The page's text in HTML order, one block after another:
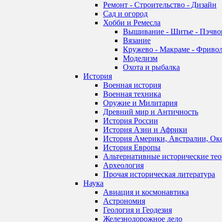
Ремонт - Строительство - Дизайн
Сад и огород
Хобби и Ремесла
Вышивание - Шитье -
Вязание
Кружево - Макраме -
Моделизм
Охота и рыбалка
История
Военная история
Военная техника
Оружие и Милитария
Древний мир и Античность
История России
История Азии и Африки
История Америки, Австралии,
История Европы
Альтернативные исторические
Археология
Прочая историческая литература
Наука
Авиация и космонавтика
Астрономия
Геология и Геодезия
Железнодорожное дело